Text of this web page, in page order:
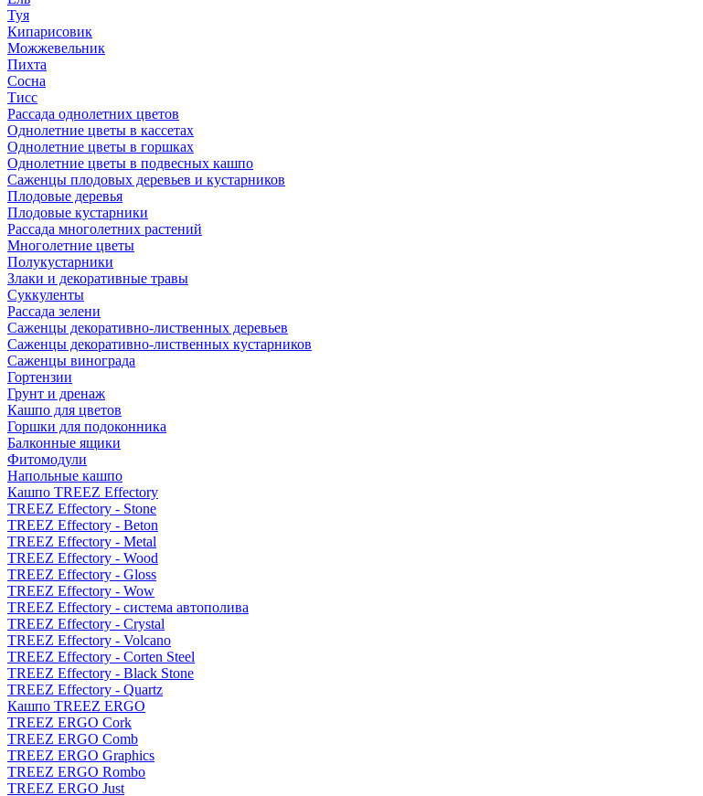
Туя
Кипарисовик
Можжевельник
Пихта
Сосна
Тисc
Рассада однолетних цветов
Однолетние цветы в кассетах
Однолетние цветы в горшках
Однолетние цветы в подвесных кашпо
Саженцы плодовых деревьев и кустарников
Плодовые деревья
Плодовые кустарники
Рассада многолетних растений
Многолетние цветы
Полукустарники
Злаки и декоративные травы
Суккуленты
Рассада зелени
Саженцы декоративно-лиственных деревьев
Саженцы декоративно-лиственных кустарников
Саженцы винограда
Гортензии
Грунт и дренаж
Кашпо для цветов
Горшки для подоконника
Балконные ящики
Фитомодули
Напольные кашпо
Кашпо TREEZ Effectory
TREEZ Effectory - Stone
TREEZ Effectory - Beton
TREEZ Effectory - Metal
TREEZ Effectory - Wood
TREEZ Effectory - Gloss
TREEZ Effectory - Wow
TREEZ Effectory - система автополива
TREEZ Effectory - Crystal
TREEZ Effectory - Volcano
TREEZ Effectory - Corten Steel
TREEZ Effectory - Black Stone
TREEZ Effectory - Quartz
Кашпо TREEZ ERGO
TREEZ ERGO Cork
TREEZ ERGO Comb
TREEZ ERGO Graphics
TREEZ ERGO Rombo
TREEZ ERGO Just